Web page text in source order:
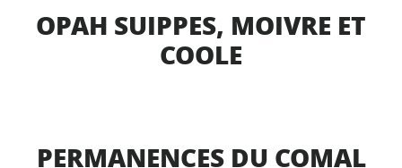
OPAH SUIPPES, MOIVRE ET
COOLE
PERMANENCES DU COMAL